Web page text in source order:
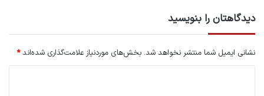
دیدگاهتان را بنویسید
نشانی ایمیل شما منتشر نخواهد شد. بخش‌های موردنیاز علامت‌گذاری شده‌اند*